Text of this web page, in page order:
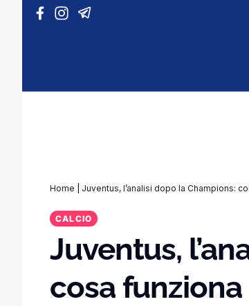
Vai al contenuto
Home Juventus, l’analisi dopo la Champions:
CALCIO
Juventus,
cosa